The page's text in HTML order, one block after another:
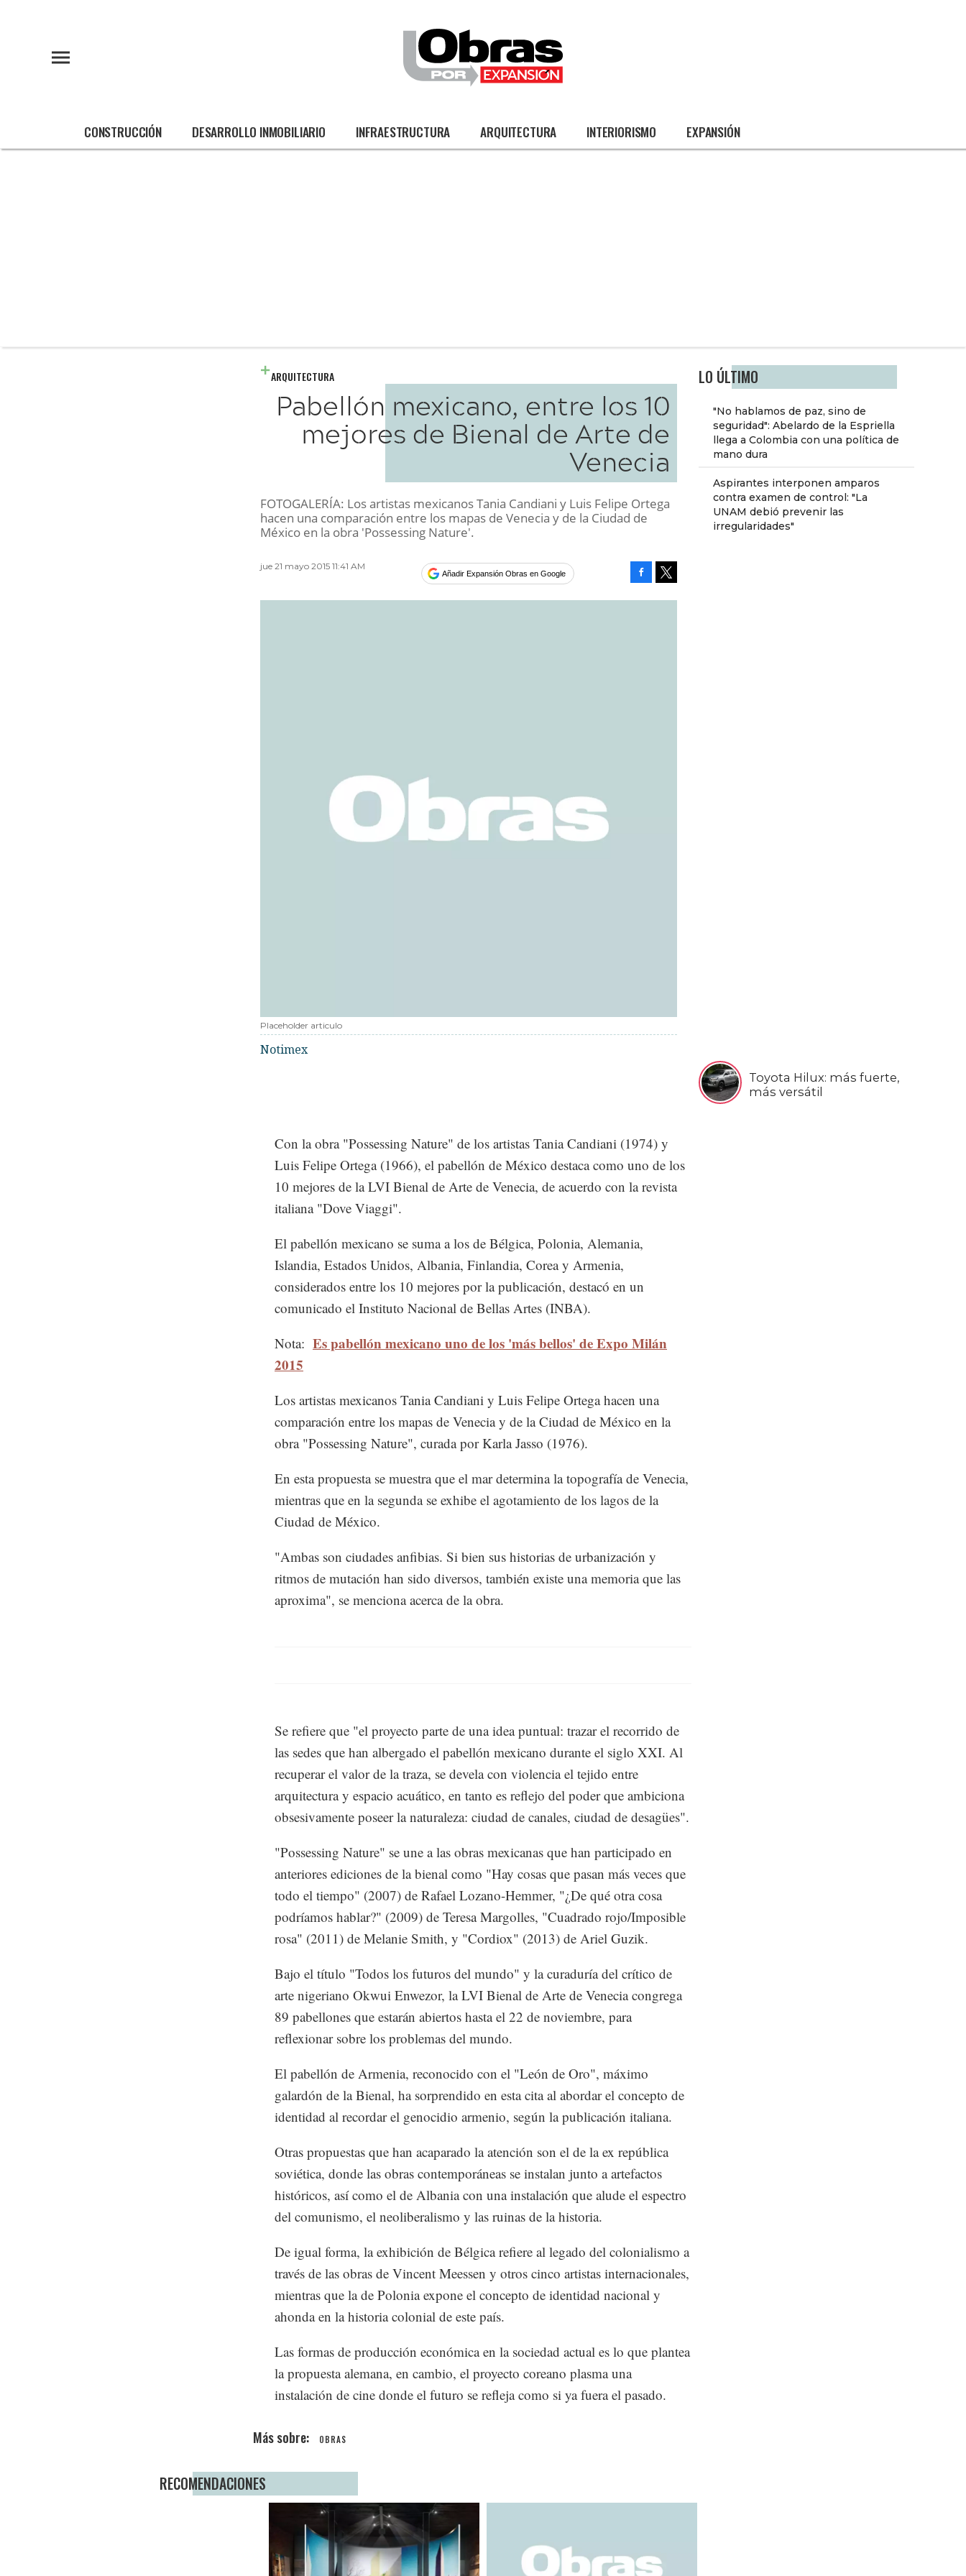
CONSTRUCCIÓN DESARROLLO INMOBILIARIO INFRAESTRUCTURA ARQUITECTURA INTERIORISMO EXPANSIÓN
LO ÚLTIMO
"No hablamos de paz, sino de
seguridad": Abelardo de la Espriella
llega a Colombia con una política de
mano dura
Aspirantes interponen amparos
contra examen de control: "La
UNAM debió prevenir las
irregularidades"
Toyota Hilux: más fuerte,
más versátil
ARQUITECTURA
Pabellón mexicano, entre los 10
mejores de Bienal de Arte de
Venecia
FOTOGALERÍA: Los artistas mexicanos Tania Candiani y Luis Felipe Ortega
hacen una comparación entre los mapas de Venecia y de la Ciudad de
México en la obra 'Possessing Nature'.
jue 21 mayo 2015 11:41 AM
Añadir Expansión Obras en Google
Placeholder articulo
Notimex
Con la obra "Possessing Nature" de los artistas Tania Candiani (1974) y
Luis Felipe Ortega (1966), el pabellón de México destaca como uno de los
10 mejores de la LVI Bienal de Arte de Venecia, de acuerdo con la revista
italiana "Dove Viaggi".
El pabellón mexicano se suma a los de Bélgica, Polonia, Alemania,
Islandia, Estados Unidos, Albania, Finlandia, Corea y Armenia,
considerados entre los 10 mejores por la publicación, destacó en un
comunicado el Instituto Nacional de Bellas Artes (INBA).
Nota: Es pabellón mexicano uno de los 'más bellos' de Expo Milán
2015
Los artistas mexicanos Tania Candiani y Luis Felipe Ortega hacen una
comparación entre los mapas de Venecia y de la Ciudad de México en la
obra "Possessing Nature", curada por Karla Jasso (1976).
En esta propuesta se muestra que el mar determina la topografía de Venecia,
mientras que en la segunda se exhibe el agotamiento de los lagos de la
Ciudad de México.
"Ambas son ciudades anfibias. Si bien sus historias de urbanización y
ritmos de mutación han sido diversos, también existe una memoria que las
aproxima", se menciona acerca de la obra.
Se refiere que "el proyecto parte de una idea puntual: trazar el recorrido de
las sedes que han albergado el pabellón mexicano durante el siglo XXI. Al
recuperar el valor de la traza, se devela con violencia el tejido entre
arquitectura y espacio acuático, en tanto es reflejo del poder que ambiciona
obsesivamente poseer la naturaleza: ciudad de canales, ciudad de desagües".
"Possessing Nature" se une a las obras mexicanas que han participado en
anteriores ediciones de la bienal como "Hay cosas que pasan más veces que
todo el tiempo" (2007) de Rafael Lozano-Hemmer, "¿De qué otra cosa
podríamos hablar?" (2009) de Teresa Margolles, "Cuadrado rojo/Imposible
rosa" (2011) de Melanie Smith, y "Cordiox" (2013) de Ariel Guzik.
Bajo el título "Todos los futuros del mundo" y la curaduría del crítico de
arte nigeriano Okwui Enwezor, la LVI Bienal de Arte de Venecia congrega
89 pabellones que estarán abiertos hasta el 22 de noviembre, para
reflexionar sobre los problemas del mundo.
El pabellón de Armenia, reconocido con el "León de Oro", máximo
galardón de la Bienal, ha sorprendido en esta cita al abordar el concepto de
identidad al recordar el genocidio armenio, según la publicación italiana.
Otras propuestas que han acaparado la atención son el de la ex república
soviética, donde las obras contemporáneas se instalan junto a artefactos
históricos, así como el de Albania con una instalación que alude el espectro
del comunismo, el neoliberalismo y las ruinas de la historia.
De igual forma, la exhibición de Bélgica refiere al legado del colonialismo a
través de las obras de Vincent Meessen y otros cinco artistas internacionales,
mientras que la de Polonia expone el concepto de identidad nacional y
ahonda en la historia colonial de este país.
Las formas de producción económica en la sociedad actual es lo que plantea
la propuesta alemana, en cambio, el proyecto coreano plasma una
instalación de cine donde el futuro se refleja como si ya fuera el pasado.
OBRAS
RECOMENDACIONES